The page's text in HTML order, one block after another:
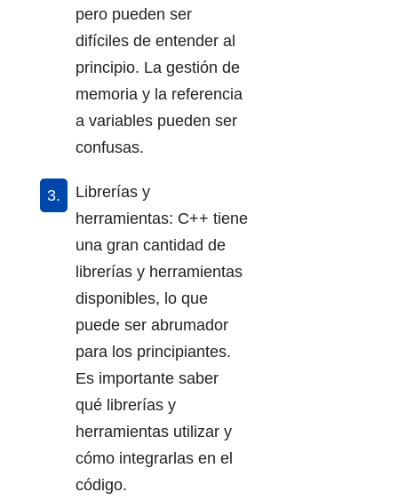
pero pueden ser
difíciles de entender al
principio. La gestión de
memoria y la referencia
a variables pueden ser
confusas.
Librerías y
herramientas: C++ tiene
una gran cantidad de
librerías y herramientas
disponibles, lo que
puede ser abrumador
para los principiantes.
Es importante saber
qué librerías y
herramientas utilizar y
cómo integrarlas en el
código.